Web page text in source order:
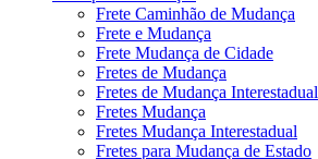
Frete Caminhão de Mudança
Frete e Mudança
Frete Mudança de Cidade
Fretes de Mudança
Fretes de Mudança Interestadual
Fretes Mudança
Fretes Mudança Interestadual
Fretes para Mudança de Estado